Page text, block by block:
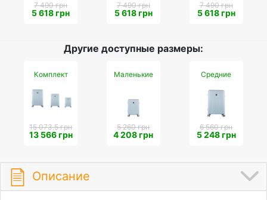
7 490 грн
5 618 грн
7 490 грн
5 618 грн
7 490 грн
5 618 грн
Другие доступные размеры:
Комплект
15 073.5 грн
13 566 грн
Маленькие
5 260 грн
4 208 грн
Средние
6 560 грн
5 248 грн
Описание